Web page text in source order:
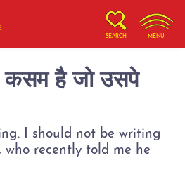
SEARCH MENU
कसम है जो उसपे
I should not be writing
recently told me he